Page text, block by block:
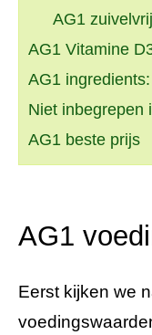
AG1
AG1 Vitamine
AG1
Niet inbegrepen
AG1 beste prijs
AG1
Eerst kijken we